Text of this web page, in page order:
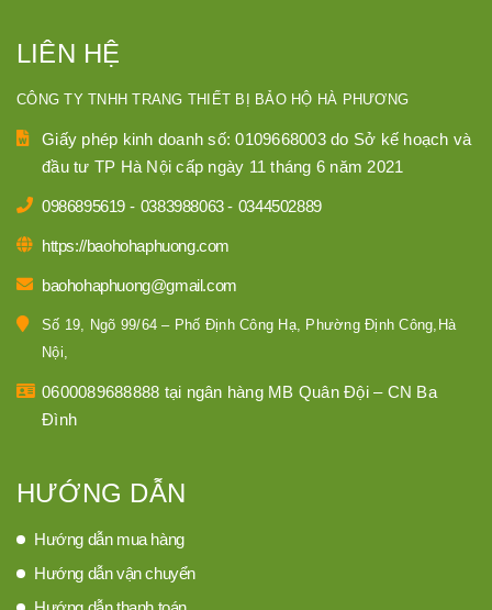
LIÊN HỆ
CÔNG TY TNHH TRANG THIẾT BỊ BẢO HỘ HÀ PHƯƠNG
Giấy phép kinh doanh số: 0109668003 do Sở kế hoạch và
đầu tư TP Hà Nội cấp ngày 11 tháng 6 năm 2021
0986895619 - 0383988063- 0344502889
https://baohohaphuong.com
baohohaphuong@gmail.com
Số 19, Ngõ 99/64 – Phố Định Công Hạ, Phường Định Công,Hà
Nội,
0600089688888 tại ngân hàng MB Quân Đội – CN Ba
Đình
HƯỚNG DẪN
Hướng dẫn mua hàng
Hướng dẫn vận chuyển